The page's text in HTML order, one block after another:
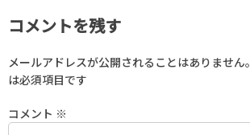
コメントを残す
メールアドレスが公開されることはありません。
は必須項目です
コメント ※